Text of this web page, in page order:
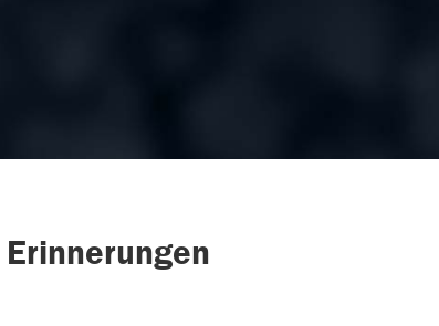
Erinnerungen